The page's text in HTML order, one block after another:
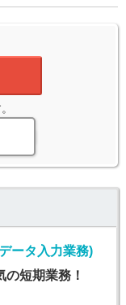
ータ入力業務)
の短期業務！